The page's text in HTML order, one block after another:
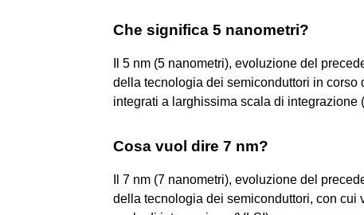
Che significa 5 nanometri?
Il 5 nm (5 nanometri), evoluzione del
della tecnologia dei semiconduttori in
integrati a larghissima scala di integrazione
Cosa vuol dire 7 nm?
Il 7 nm (7 nanometri), evoluzione del
della tecnologia dei semiconduttori, con cui